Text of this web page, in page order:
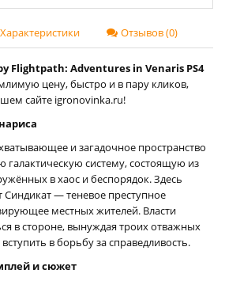
Характеристики Отзывов (0)
Flightpath: Adventures in Venaris PS4
цену, быстро и в пару кликов,
сайте igronovinka.ru!
и загадочное пространство
систему, состоящую из
в хаос и беспорядок. Здесь
Синдикат — теневое преступное
местных жителей. Власти
в стороне, вынуждая троих отважных
в борьбу за справедливость.
и сюжет